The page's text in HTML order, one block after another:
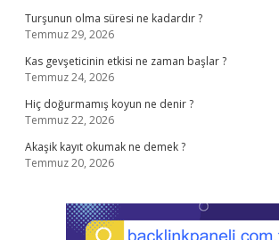
Turşunun olma süresi ne kadardır ?
Temmuz 29, 2026
Kas gevşeticinin etkisi ne zaman başlar ?
Temmuz 24, 2026
Hiç doğurmamış koyun ne denir ?
Temmuz 22, 2026
Akaşik kayıt okumak ne demek ?
Temmuz 20, 2026